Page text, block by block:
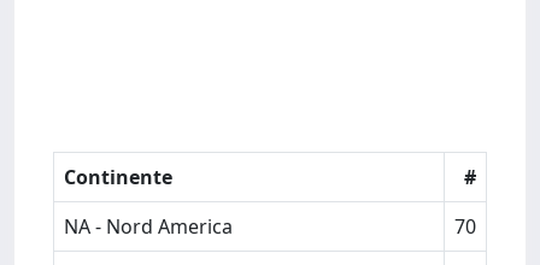
Continente
#
NA - Nord America
70